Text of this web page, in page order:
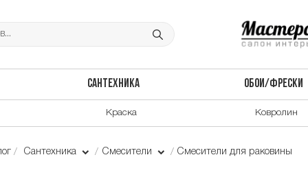
САНТЕХНИКА ОБОИ/ФРЕСКИ
Краска Ковролин
Сантехника Смесители Смесители для раковины